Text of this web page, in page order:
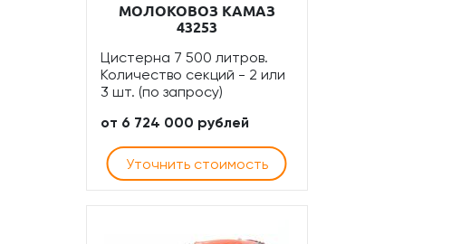
МОЛОКОВОЗ КАМАЗ
43253
Цистерна 7 500 литров.
Количество секций - 2 или
3 шт. (по запросу)
от 6 724 000 рублей
Уточнить стоимость